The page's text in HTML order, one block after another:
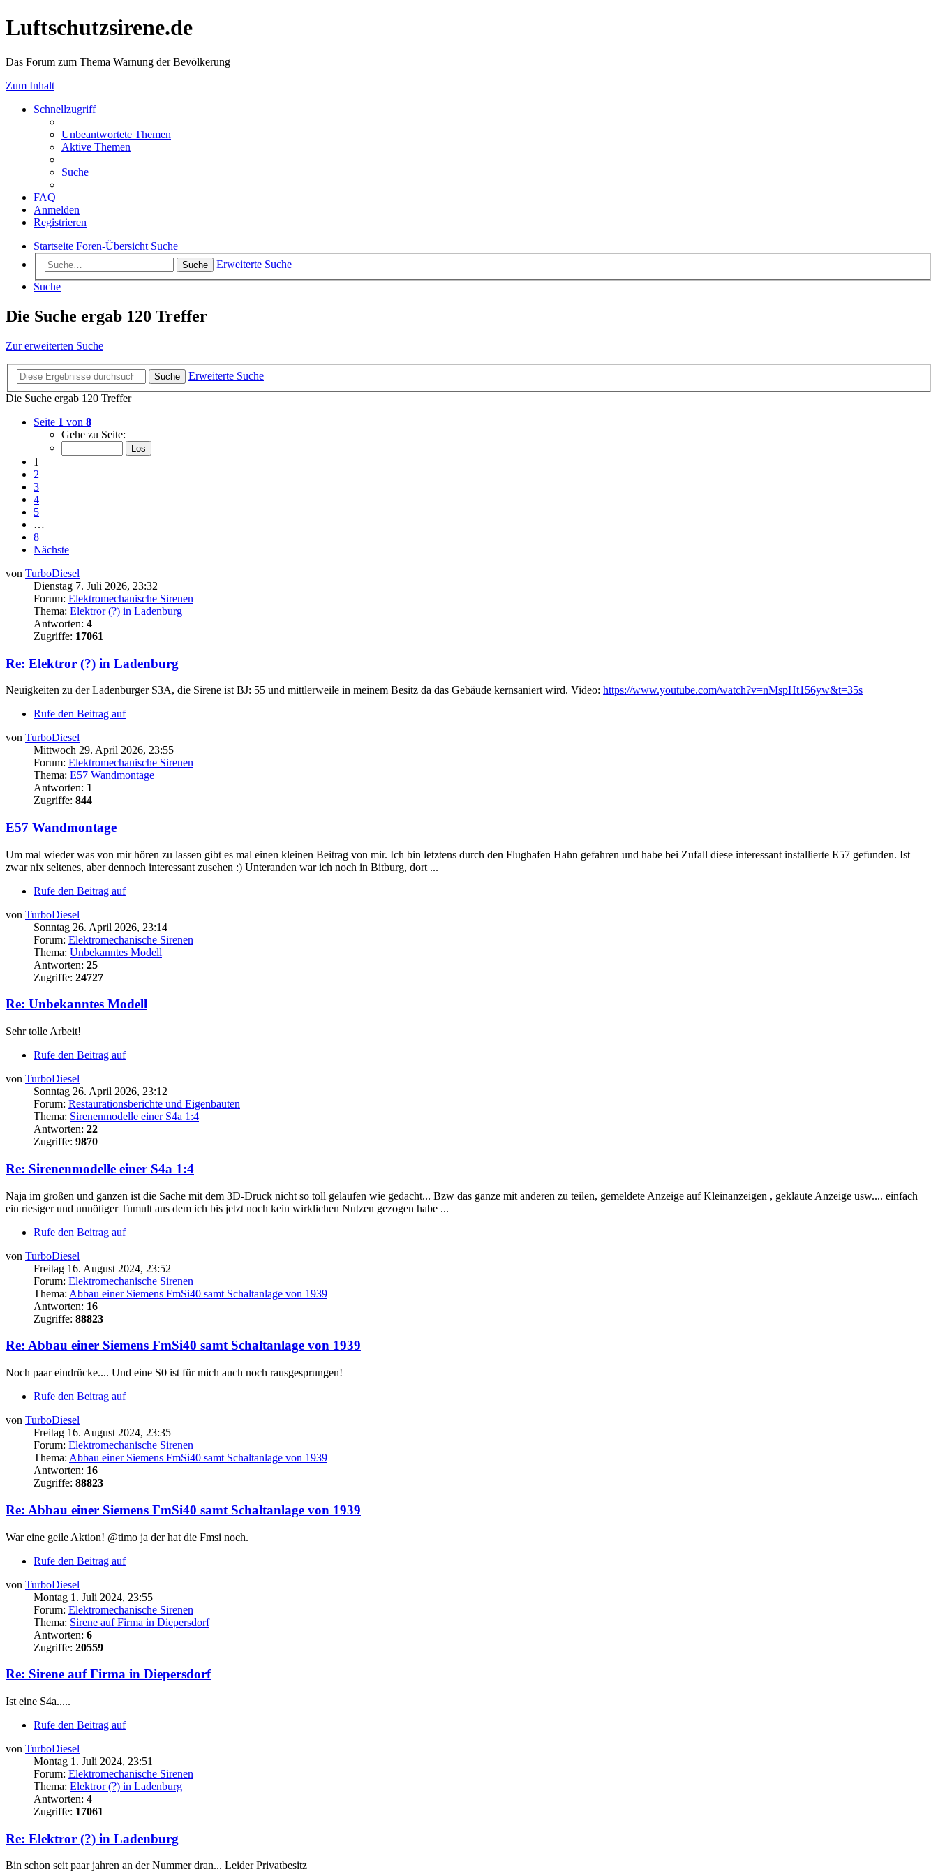
Luftschutzsirene.de
Das Forum zum Thema Warnung der Bevölkerung
Zum Inhalt
Schnellzugriff
Unbeantwortete Themen
Aktive Themen
Suche
FAQ
Anmelden
Registrieren
Startseite Foren-Übersicht Suche
Suche
Erweiterte Suche
Suche
Die Suche ergab 120 Treffer
Zur erweiterten Suche
Suche
Erweiterte Suche
Die Suche ergab 120 Treffer
Seite 1 von 8
Gehe zu Seite:
1
2
3
4
5
…
8
Nächste
von TurboDiesel
Dienstag 7. Juli 2026, 23:32
Forum: Elektromechanische Sirenen
Thema: Elektror (?) in Ladenburg
Antworten: 4
Zugriffe: 17061
Re: Elektror (?) in Ladenburg
Neuigkeiten zu der Ladenburger S3A, die Sirene ist BJ: 55 und mittlerweile in meinem Besitz da das Gebäude kernsaniert wird. Video: https://www.youtube.com/watch?v=nMspHt156yw&t=35s
Rufe den Beitrag auf
von TurboDiesel
Mittwoch 29. April 2026, 23:55
Forum: Elektromechanische Sirenen
Thema: E57 Wandmontage
Antworten: 1
Zugriffe: 844
E57 Wandmontage
Um mal wieder was von mir hören zu lassen gibt es mal einen kleinen Beitrag von mir. Ich bin letztens durch den Flughafen Hahn gefahren und habe bei Zufall diese interessant installierte E57 gefunden. Ist
zwar nix seltenes, aber dennoch interessant zusehen :) Unteranden war ich noch in Bitburg, dort ...
Rufe den Beitrag auf
von TurboDiesel
Sonntag 26. April 2026, 23:14
Forum: Elektromechanische Sirenen
Thema: Unbekanntes Modell
Antworten: 25
Zugriffe: 24727
Re: Unbekanntes Modell
Sehr tolle Arbeit!
Rufe den Beitrag auf
von TurboDiesel
Sonntag 26. April 2026, 23:12
Forum: Restaurationsberichte und Eigenbauten
Thema: Sirenenmodelle einer S4a 1:4
Antworten: 22
Zugriffe: 9870
Re: Sirenenmodelle einer S4a 1:4
Naja im großen und ganzen ist die Sache mit dem 3D-Druck nicht so toll gelaufen wie gedacht... Bzw das ganze mit anderen zu teilen, gemeldete Anzeige auf Kleinanzeigen , geklaute Anzeige usw.... einfach
ein riesiger und unnötiger Tumult aus dem ich bis jetzt noch kein wirklichen Nutzen gezogen habe ...
Rufe den Beitrag auf
von TurboDiesel
Freitag 16. August 2024, 23:52
Forum: Elektromechanische Sirenen
Thema: Abbau einer Siemens FmSi40 samt Schaltanlage von 1939
Antworten: 16
Zugriffe: 88823
Re: Abbau einer Siemens FmSi40 samt Schaltanlage von 1939
Noch paar eindrücke.... Und eine S0 ist für mich auch noch rausgesprungen!
Rufe den Beitrag auf
von TurboDiesel
Freitag 16. August 2024, 23:35
Forum: Elektromechanische Sirenen
Thema: Abbau einer Siemens FmSi40 samt Schaltanlage von 1939
Antworten: 16
Zugriffe: 88823
Re: Abbau einer Siemens FmSi40 samt Schaltanlage von 1939
War eine geile Aktion! @timo ja der hat die Fmsi noch.
Rufe den Beitrag auf
von TurboDiesel
Montag 1. Juli 2024, 23:55
Forum: Elektromechanische Sirenen
Thema: Sirene auf Firma in Diepersdorf
Antworten: 6
Zugriffe: 20559
Re: Sirene auf Firma in Diepersdorf
Ist eine S4a.....
Rufe den Beitrag auf
von TurboDiesel
Montag 1. Juli 2024, 23:51
Forum: Elektromechanische Sirenen
Thema: Elektror (?) in Ladenburg
Antworten: 4
Zugriffe: 17061
Re: Elektror (?) in Ladenburg
Bin schon seit paar jahren an der Nummer dran... Leider Privatbesitz